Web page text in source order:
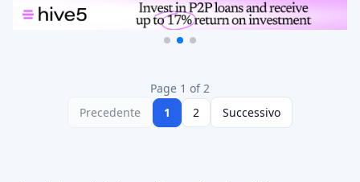
Page 1 of 2
Precedente
1 2 Successivo